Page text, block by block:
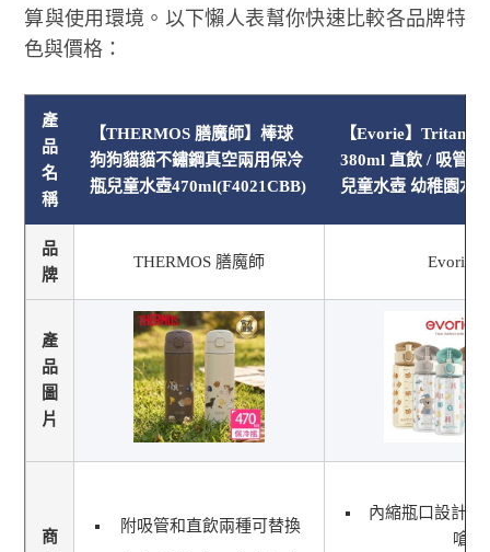
算與使用環境。以下懶人表幫你快速比較各品牌特
色與價格：
產
品
名
稱
【THERMOS 膳魔師】棒球
狗狗貓貓不鏽鋼真空兩用保冷
瓶兒童水壺470ml(F4021CBB)
【Evorie】Tritan兒
380ml 直飲 / 吸管杯
兒童水壺 幼稚園水
品
牌
THERMOS 膳魔師 Evorie
產
品
圖
片
商
附吸管和直飲兩種可替換
內縮瓶口設計
嗆